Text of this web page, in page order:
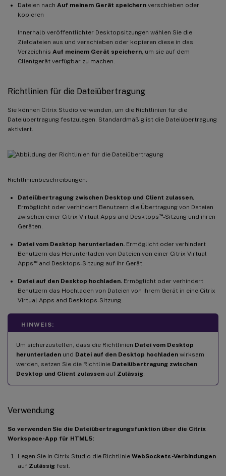
Dateien nach Auf meinem Gerät speichern verschieben oder
kopieren
Innerhalb veröffentlichter Desktopsitzungen wählen Sie die
Zieldateien aus und verschieben oder kopieren diese in das
Verzeichnis Auf meinem Gerät speichern , um sie auf dem
Clientgerät verfügbar zu machen.
Richtlinien für die Dateiübertragung
Sie können Citrix Studio verwenden, um die Richtlinien für die
Dateiübertragung festzulegen. Standardmäßig ist die Dateiübertragung
aktiviert.
Richtlinienbeschreibungen:
Dateiübertragung zwischen Desktop und Client zulassen.
Ermöglicht oder verhindert Benutzern die Übertragung von Dateien
zwischen einer Citrix Virtual Apps and Desktops ™-Sitzung und ihren
Geräten.
Datei vom Desktop herunterladen. Ermöglicht oder verhindert
Benutzern das Herunterladen von Dateien von einer Citrix Virtual
Apps ™and Desktops-Sitzung auf ihr Gerät.
Datei auf den Desktop hochladen. Ermöglicht oder verhindert
Benutzern das Hochladen von Dateien von ihrem Gerät in eine Citrix
Virtual Apps and Desktops-Sitzung.
HINWEIS:
Um sicherzustellen, dass die Richtlinien Datei vom Desktop
herunterladen und Datei auf den Desktop hochladen wirksam
werden, setzen Sie die Richtlinie Dateiübertragung zwischen
Desktop und Client zulassen auf Zulässig
Verwendung
So verwenden Sie die Dateiübertragungsfunktion über die Citrix
Workspace-App für HTML5:
Legen Sie in Citrix Studio die Richtlinie WebSockets-Verbindungen
auf Zulässig fest.